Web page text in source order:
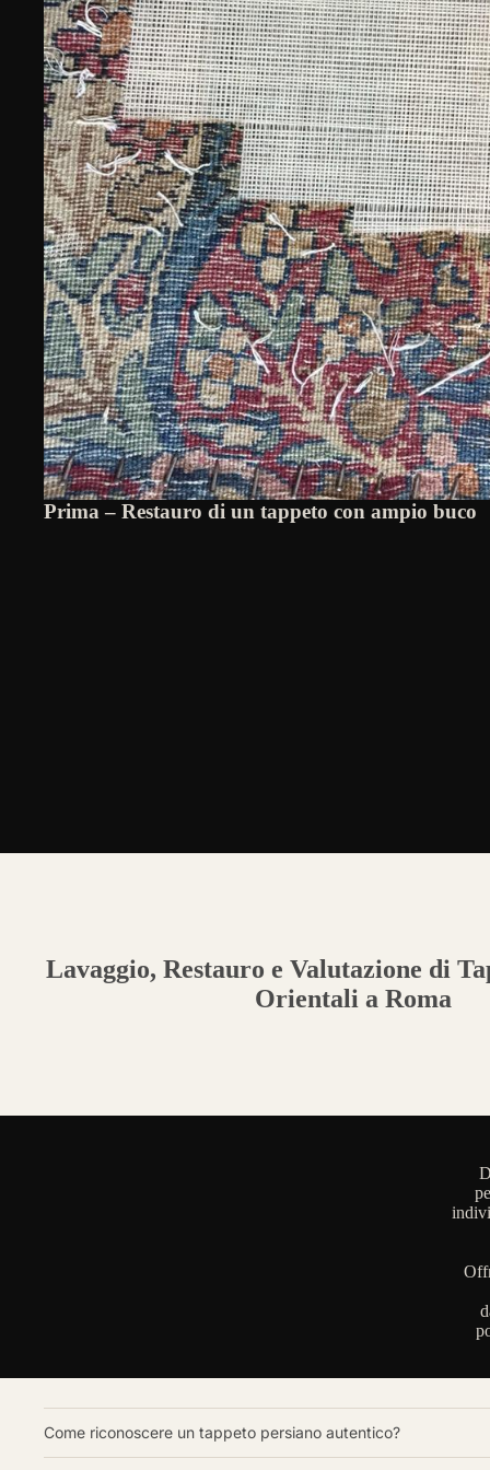
Prima – Restauro di un tappeto con ampio buco
Lavaggio, Restauro e Valutazione di
Orientali a Roma
Come riconoscere un tappeto persiano autentico?